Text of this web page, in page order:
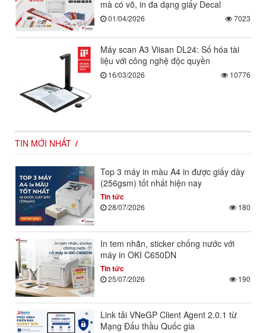
mà có võ, in đa dạng giấy Decal
01/04/2026 7023
Máy scan A3 Viisan DL24: Số hóa tài
liệu với công nghệ độc quyền
16/03/2026 10776
TIN MỚI NHẤT
Top 3 máy in màu A4 in được giấy dày
(256gsm) tốt nhất hiện nay
Tin tức
28/07/2026 180
In tem nhãn, sticker chống nước với
máy in OKI C650DN
Tin tức
25/07/2026 190
Link tải VNeGP Client Agent 2.0.1 từ
Mạng Đấu thầu Quốc gia